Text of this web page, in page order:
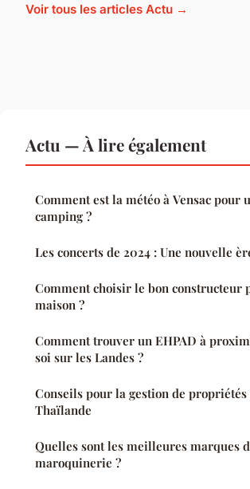
Voir tous les articles Actu →
Actu — À lire également
Comment est la météo à Vensac pour
camping ?
Les concerts de 2024 : Une nouvelle
Comment choisir le bon constructeur
maison ?
Comment trouver un EHPAD à
soi sur les Landes ?
Conseils pour la gestion de propriétés
Thaïlande
Quelles sont les meilleures marques
maroquinerie ?